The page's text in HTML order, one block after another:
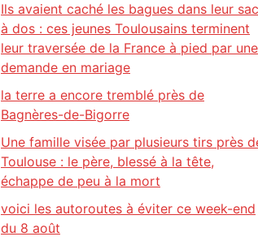
Ils avaient caché les bagues dans leur sac
à dos : ces jeunes Toulousains terminent
leur traversée de la France à pied par une
demande en mariage
la terre a encore tremblé près de
Bagnères-de-Bigorre
Une famille visée par plusieurs tirs près
Toulouse : le père, blessé à la tête,
échappe de peu à la mort
voici les autoroutes à éviter ce week-end
du 8 août